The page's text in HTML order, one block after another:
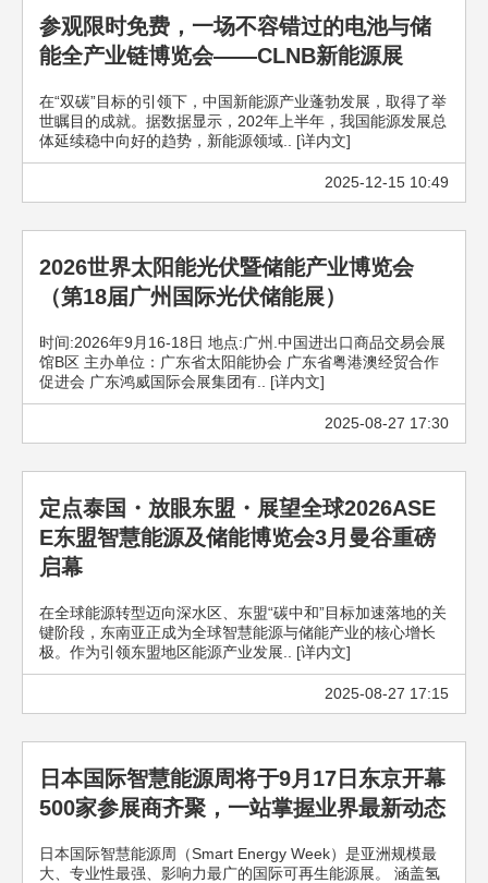
参观限时免费，一场不容错过的电池与储
能全产业链博览会——CLNB新能源展
在“双碳”目标的引领下，中国新能源产业蓬勃发展，取得了举
世瞩目的成就。据数据显示，202年上半年，我国能源发展总
体延续稳中向好的趋势，新能源领域.. [详内文]
2025-12-15 10:49
2026世界太阳能光伏暨储能产业博览会
（第18届广州国际光伏储能展）
时间:2026年9月16-18日 地点:广州.中国进出口商品交易会展
馆B区 主办单位：广东省太阳能协会 广东省粤港澳经贸合作
促进会 广东鸿威国际会展集团有.. [详内文]
2025-08-27 17:30
定点泰国・放眼东盟・展望全球2026ASE
E东盟智慧能源及储能博览会3月曼谷重磅
启幕
在全球能源转型迈向深水区、东盟“碳中和”目标加速落地的关
键阶段，东南亚正成为全球智慧能源与储能产业的核心增长
极。作为引领东盟地区能源产业发展.. [详内文]
2025-08-27 17:15
日本国际智慧能源周将于9月17日东京开幕
500家参展商齐聚，一站掌握业界最新动态
日本国际智慧能源周（Smart Energy Week）是亚洲规模最
大、专业性最强、影响力最广的国际可再生能源展。 涵盖氢